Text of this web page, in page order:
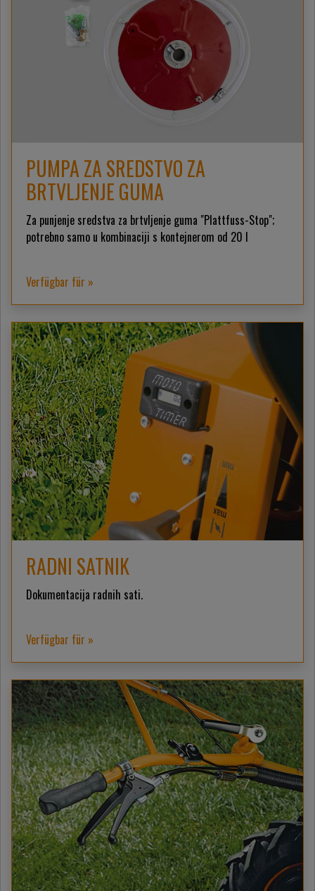
PUMPA ZA SREDSTVO ZA
BRTVLJENJE GUMA
Za punjenje sredstva za brtvljenje guma "Plattfuss-Stop";
potrebno samo u kombinaciji s kontejnerom od 20 l
Verfügbar für »
RADNI SATNIK
Dokumentacija radnih sati.
Verfügbar für »